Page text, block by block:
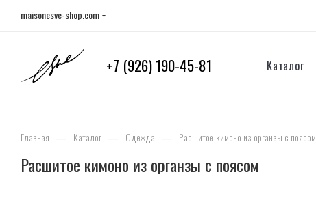
maisonesve-shop.com
+7 (926) 190-45-81 Каталог
Главная — Каталог — Одежда — Расшитое кимоно из органзы с поясом
Расшитое кимоно из органзы с поясом